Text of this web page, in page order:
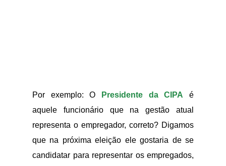
Por exemplo: O Presidente da CIPA é
aquele funcionário que na gestão atual
representa o empregador, correto? Digamos
que na próxima eleição ele gostaria de se
candidatar para representar os empregados,